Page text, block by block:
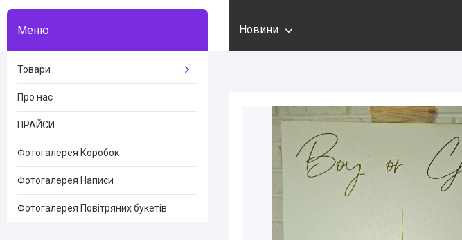
Новини
Товари
Про нас
ПРАЙСИ
Фотогалерея Коробок
Фотогалерея Написи
Фотогалерея Повітряних букетів